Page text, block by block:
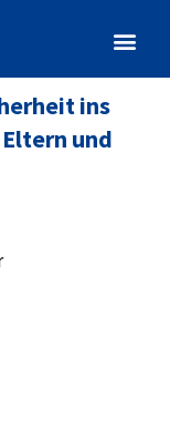
ins
und